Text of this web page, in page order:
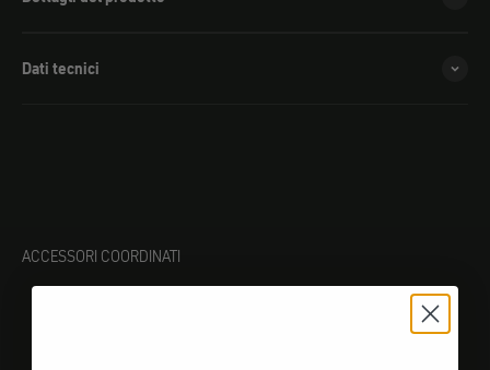
Dati tecnici
ACCESSORI COORDINATI